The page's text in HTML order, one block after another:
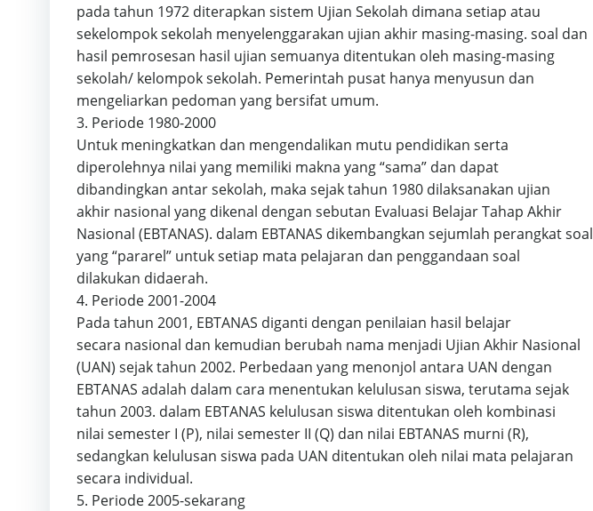
pada tahun 1972 diterapkan sistem Ujian Sekolah dimana setiap atau
sekelompok sekolah menyelenggarakan ujian akhir masing-masing. soal dan
hasil pemrosesan hasil ujian semuanya ditentukan oleh masing-masing
sekolah/ kelompok sekolah. Pemerintah pusat hanya menyusun dan
mengeliarkan pedoman yang bersifat umum.
3. Periode 1980-2000
Untuk meningkatkan dan mengendalikan mutu pendidikan serta
diperolehnya nilai yang memiliki makna yang “sama” dan dapat
dibandingkan antar sekolah, maka sejak tahun 1980 dilaksanakan ujian
akhir nasional yang dikenal dengan sebutan Evaluasi Belajar Tahap Akhir
Nasional (EBTANAS). dalam EBTANAS dikembangkan sejumlah perangkat soal
yang “pararel” untuk setiap mata pelajaran dan penggandaan soal
dilakukan didaerah.
4. Periode 2001-2004
Pada tahun 2001, EBTANAS diganti dengan penilaian hasil belajar
secara nasional dan kemudian berubah nama menjadi Ujian Akhir Nasional
(UAN) sejak tahun 2002. Perbedaan yang menonjol antara UAN dengan
EBTANAS adalah dalam cara menentukan kelulusan siswa, terutama sejak
tahun 2003. dalam EBTANAS kelulusan siswa ditentukan oleh kombinasi
nilai semester I (P), nilai semester II (Q) dan nilai EBTANAS murni (R),
sedangkan kelulusan siswa pada UAN ditentukan oleh nilai mata pelajaran
secara individual.
5. Periode 2005-sekarang